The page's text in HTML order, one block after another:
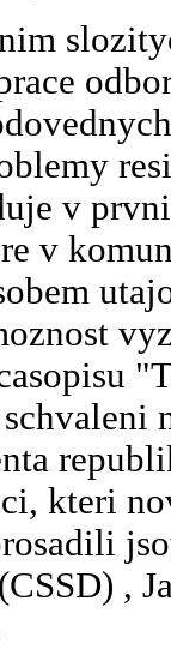
v
v
kteri
,